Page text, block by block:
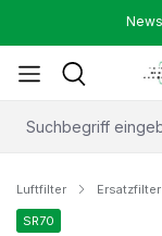
Luftfilter
SR70